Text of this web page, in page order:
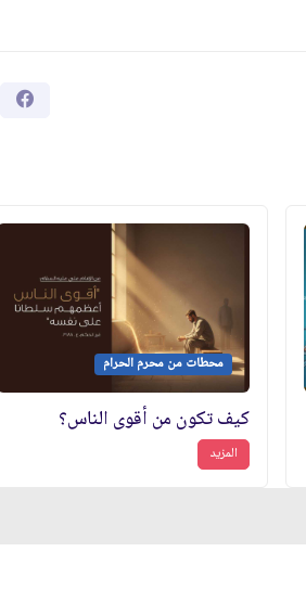
محطات من محرم الحرام
كيف تكون من أقوى الناس؟
المزيد